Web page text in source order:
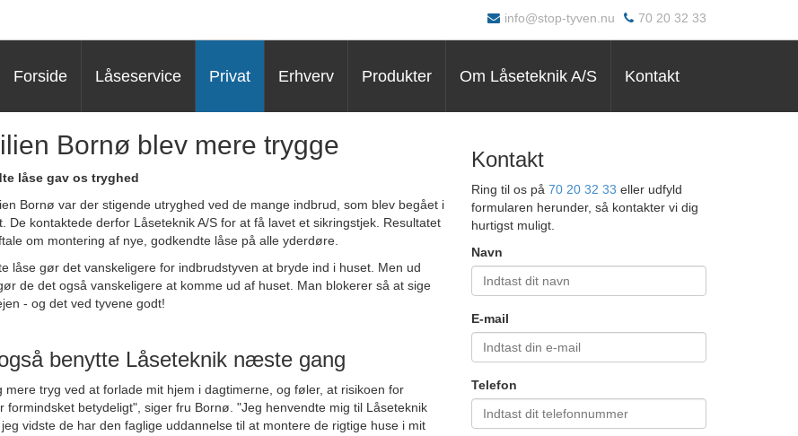
70 20 32 33
info@stop-tyven.nu
Forside Låseservice Privat Erhverv Produkter Om Låseteknik A/S Kontakt
Bornø blev mere trygge
låse gav os tryghed
Bornø var der stigende utryghed ved de mange indbrud, som blev begået i
De kontaktede derfor Låseteknik A/S for at få lavet et sikringstjek. Resultatet
om montering af nye, godkendte låse på alle yderdøre.
låse gør det vanskeligere for indbrudstyven at bryde ind i huset. Men ud
de det også vanskeligere at komme ud af huset. Man blokerer så at sige
- og det ved tyvene godt!
benytte Låseteknik næste gang
mere tryg ved at forlade mit hjem i dagtimerne, og føler, at risikoen for
formindsket betydeligt", siger fru Bornø. "Jeg henvendte mig til Låseteknik
vidste de har den faglige uddannelse til at montere de rigtige huse i mit
Kontakt
Ring til os på 70 20 32 33 eller udfyld
formularen herunder, så kontakter vi dig
hurtigst muligt.
Navn
E-mail
Telefon